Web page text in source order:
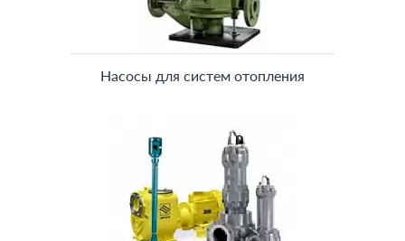
Насосы для систем отопления